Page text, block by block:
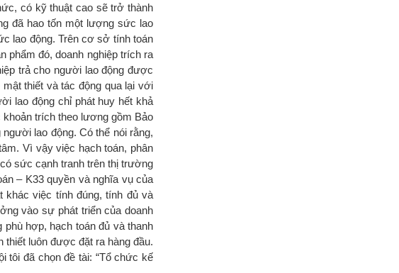
có kỹ thuật cao sẽ trở thành
đã hao tốn một lượng sức lao
lao động. Trên cơ sở tính toán
phẩm đó, doanh nghiệp trích ra
trả cho người lao động được
thiết và tác động qua lại với
lao động chỉ phát huy hết khả
trích theo lương gồm Bảo
lao động. Có thể nói rằng,
Vì vậy việc hạch toán, phân
sức cạnh tranh trên thị trường
– K33 quyền và nghĩa vụ của
khác việc tính đúng, tính đủ và
vào sự phát triển của doanh
hợp, hạch toán đủ và thanh
luôn được đặt ra hàng đầu.
tôi đã chọn đề tài: “Tổ chức kế